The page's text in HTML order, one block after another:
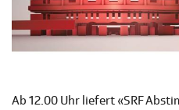
Ab 12.00 Uhr liefert «SRF